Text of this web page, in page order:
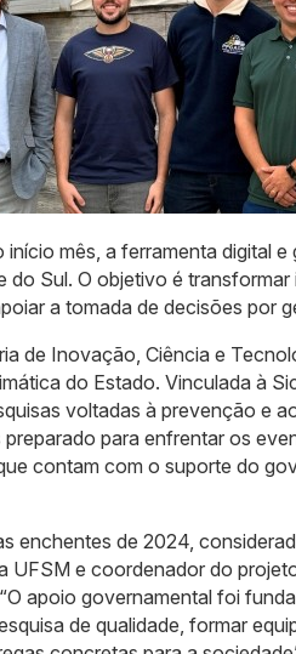
mês, a ferramenta digital
do Sul. O objetivo é
a tomada de decisões por
de Inovação, Ciência e
do Estado. Vinculada à
voltadas à prevenção e
preparado para enfrentar os
contam com o suporte do
enchentes de 2024,
UFSM e coordenador do
apoio governamental foi
de qualidade, formar